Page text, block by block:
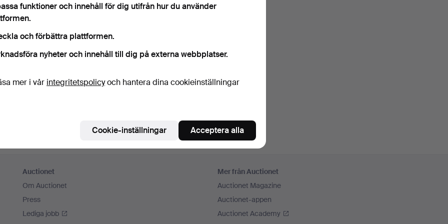
ihåg mig
Logga in
Auctionet
Om Auctionet
Press
Lediga jobb
Mer från Auctionet
Auctionet Magazine
Auctionet-appen
Auctionet Academy
funktioner och innehåll för dig utifrån hur du använder
och förbättra plattformen.
nyheter och innehåll till dig på externa webbplatser.
mer i vår integritetspolicyoch hantera dina cookieinställningar
Cookie-inställningar Acceptera alla